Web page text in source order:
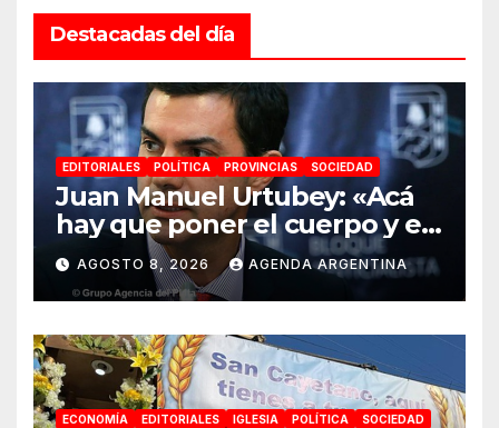
Destacadas del día
EDITORIALES POLÍTICA PROVINCIAS SOCIEDAD
Juan Manuel Urtubey: «Acá
hay que poner el cuerpo y el
alma. La Argentina tiene que
ir a la construcción de un
proyecto nacional»
AGOSTO 8, 2026 AGENDA ARGENTINA
ECONOMÍA EDITORIALES IGLESIA POLÍTICA SOCIEDAD